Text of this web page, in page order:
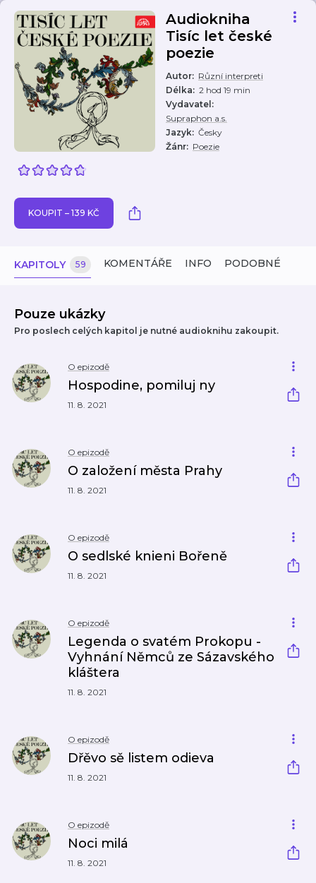
Audiokniha
Tisíc let české
poezie
Autor: Různí interpreti
Délka: 2 hod 19 min
Vydavatel :
Supraphon a.s.
Jazyk: Česky
Žánr: Poezie
KOUPIT – 139 KČ
KAPITOLY 59 KOMENTÁŘE INFO PODOBNÉ
Pouze ukázky
Pro poslech celých kapitol je nutné audioknihu zakoupit.
O epizodě
Hospodine, pomiluj ny
11. 8. 2021
O epizodě
O založení města Prahy
11. 8. 2021
O epizodě
O sedlské knieni Bořeně
11. 8. 2021
O epizodě
Legenda o svatém Prokopu -
Vyhnání Němců ze Sázavského
kláštera
11. 8. 2021
O epizodě
Dřěvo sě listem odieva
11. 8. 2021
O epizodě
Noci milá
11. 8. 2021